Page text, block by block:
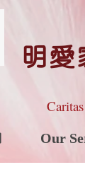
明愛
Our